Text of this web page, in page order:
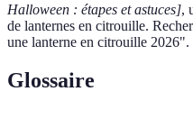
Halloween : étapes et astuces],
de lanternes en citrouille.
une lanterne en citrouille 2026".
Glossaire